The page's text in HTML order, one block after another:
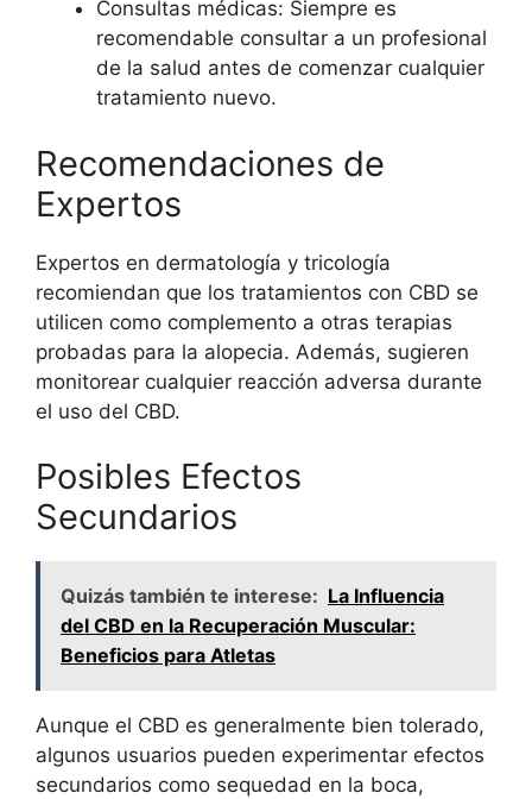
Consultas médicas: Siempre es
recomendable consultar a un profesional
de la salud antes de comenzar cualquier
tratamiento nuevo.
Recomendaciones de
Expertos
Expertos en dermatología y tricología
recomiendan que los tratamientos con CBD se
utilicen como complemento a otras terapias
probadas para la alopecia. Además, sugieren
monitorear cualquier reacción adversa durante
el uso del CBD.
Posibles Efectos
Secundarios
Quizás también te interese: La Influencia
del CBD en la Recuperación Muscular:
Beneficios para Atletas
Aunque el CBD es generalmente bien tolerado,
algunos usuarios pueden experimentar efectos
secundarios como sequedad en la boca,